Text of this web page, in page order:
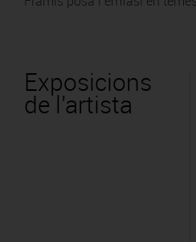
Exposicions
de l'artista